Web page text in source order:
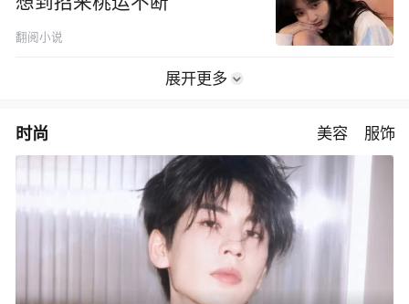
翻阅小说
展开更多
时尚 美容 服饰